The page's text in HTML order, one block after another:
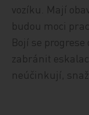
vozíku. Mají
budou moci
Bojí se
zabránit
neúčinkují,